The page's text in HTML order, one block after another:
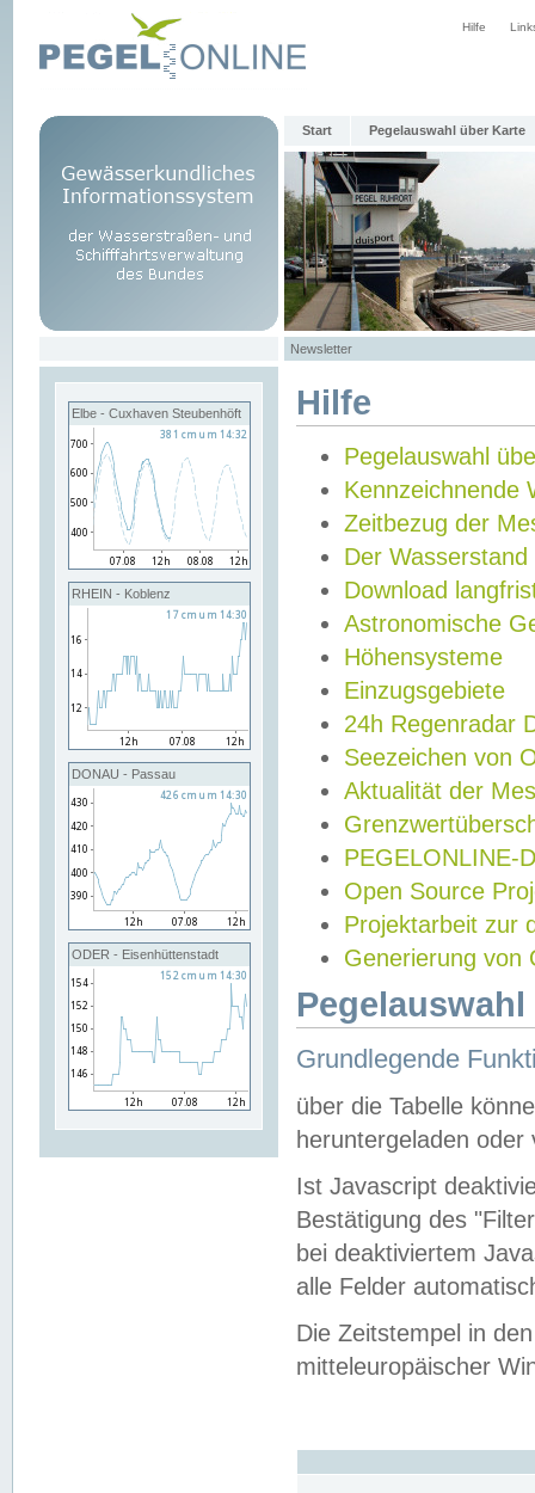
Hilfe
Start Pegelauswahl über Karte
Newsletter
Elbe - Cuxhaven Steubenhöft
RHEIN - Koblenz
DONAU - Passau
ODER - Eisenhüttenstadt
Hilfe
Pegelauswahl
Kennzeichnende
Zeitbezug der
Der Wasserstand
Download
Astronomische
Höhensysteme
Einzugsgebiete
24h Regenradar
Seezeichen von
Aktualität der
PEGELONLINE-
Open Source
Projektarbeit zur
Generierung von
Grundlegende
über die Tabelle
heruntergeladen oder
Ist Javascript
Bestätigung des
bei deaktiviertem
alle Felder
Die Zeitstempel in
mitteleuropäischer